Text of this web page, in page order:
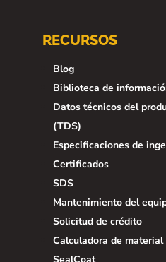
RECURSOS
Blog
Biblioteca de
Datos técnicos del
(TDS)
Especificaciones de
Certificados
SDS
Mantenimiento del
Solicitud de crédito
Calculadora de material